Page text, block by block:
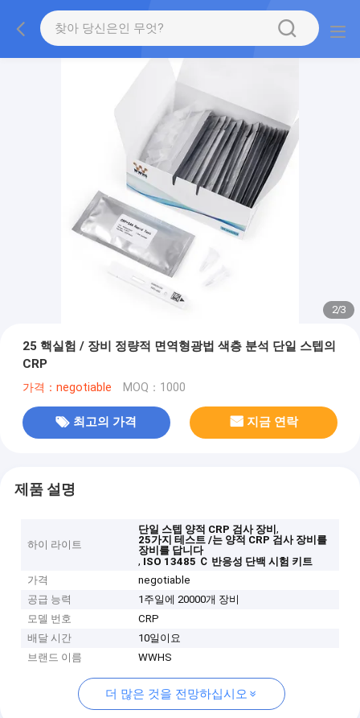
2/3
25 핵실험 / 장비 정량적 면역형광법 색층 분석 단일 스텝의
CRP
가격：negotiable MOQ：1000
최고의 가격 지금 연락
제품 설명
하이 라이트
단일 스텝 양적 CRP 검사 장비,
25가지 테스트 /는 양적 CRP 검사 장비를
장비를 답니다
, ISO 13485 Ｃ 반응성 단백 시험 키트
가격
negotiable
공급 능력
1주일에 20000개 장비
모델 번호
CRP
배달 시간
10일이요
브랜드 이름
WWHS
더 많은 것을 전망하십시오